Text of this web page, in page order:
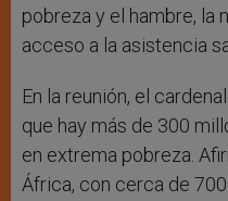
pobreza y el hambre, la
acceso a la asistencia
En la reunión, el
que hay más de 300
en extrema pobreza.
África, con cerca de